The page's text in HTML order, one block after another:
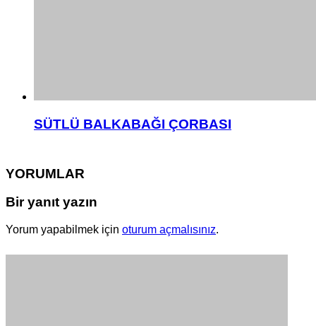
SÜTLÜ BALKABAĞI ÇORBASI
YORUMLAR
Bir yanıt yazın
Yorum yapabilmek için oturum açmalısınız.